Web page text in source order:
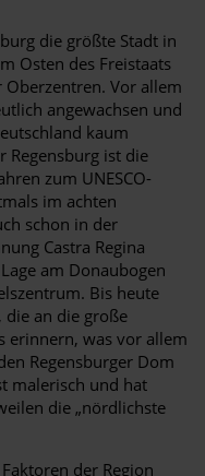
die größte Stadt in
Osten des Freistaats
Vor allem
angewachsen und
kaum
Regensburg ist die
zum UNESCO-
im achten
schon in der
Castra Regina
am Donaubogen
Bis heute
die an die große
erinnern, was vor allem
Regensburger Dom
malerisch und hat
die „nördlichste
der Region